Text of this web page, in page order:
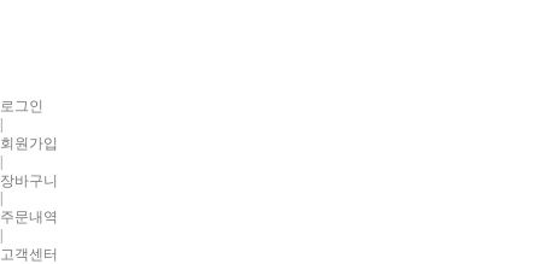
로그인
|
회원가입
|
장바구니
주문내역
고객센터